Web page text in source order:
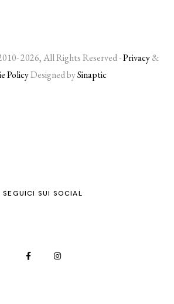
2026, All Rights Reserved -Privacy&
PolicyDesigned bySinaptic
SEGUICI SUI SOCIAL